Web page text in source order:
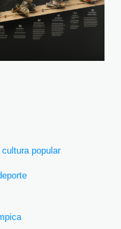
popular